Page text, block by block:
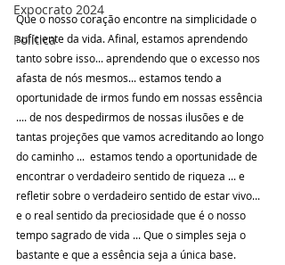
Expocrato 2024
Política
Que o nosso coração encontre na simplicidade o
suficiente da vida. Afinal, estamos aprendendo
tanto sobre isso... aprendendo que o excesso nos
afasta de nós mesmos... estamos tendo a
oportunidade de irmos fundo em nossas essência
.... de nos despedirmos de nossas ilusões e de
tantas projeções que vamos acreditando ao longo
do caminho ...  estamos tendo a oportunidade de
encontrar o verdadeiro sentido de riqueza ... e
refletir sobre o verdadeiro sentido de estar vivo...
e o real sentido da preciosidade que é o nosso
tempo sagrado de vida ... Que o simples seja o
bastante e que a essência seja a única base.